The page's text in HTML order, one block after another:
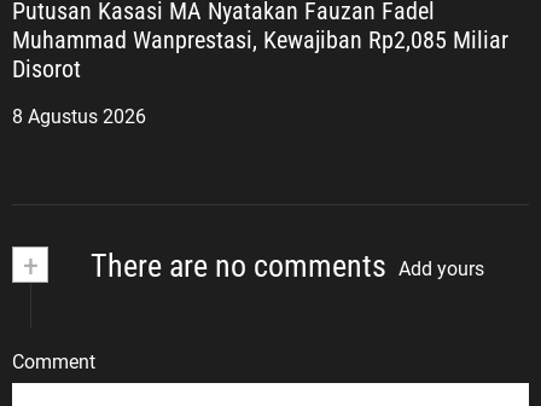
Putusan Kasasi MA Nyatakan Fauzan Fadel
Muhammad Wanprestasi, Kewajiban Rp2,085 Miliar
Disorot
8 Agustus 2026
+ There are no comments Add yours
Comment